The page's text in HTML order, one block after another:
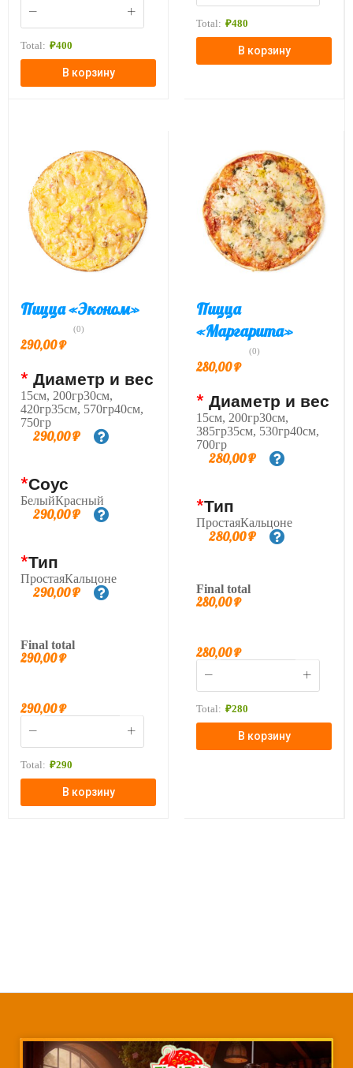
Total: ₽400
В корзину
Total: ₽480
В корзину
Пицца «Эконом»
(0)
290,00₽
* Диаметр и вес
15см, 200гр30см,
420гр35см, 570гр40см,
750гр
290,00₽
*Соус
БелыйКрасный
290,00₽
*Тип
ПростаяКальцоне
290,00₽
Final total
290,00₽
290,00₽
Total: ₽290
В корзину
Пицца
«Маргарита»
(0)
280,00₽
* Диаметр и вес
15см, 200гр30см,
385гр35см, 530гр40см,
700гр
280,00₽
*Тип
ПростаяКальцоне
280,00₽
Final total
280,00₽
280,00₽
Total: ₽280
В корзину